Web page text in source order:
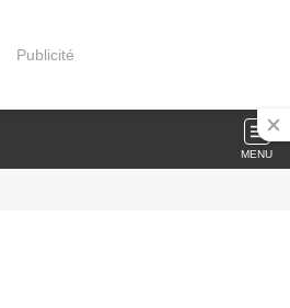
Publicité
MENU